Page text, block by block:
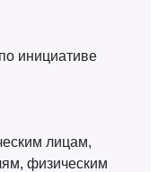
инициативе
лицам,
физическим